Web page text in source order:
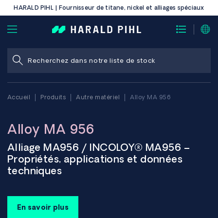
HARALD PIHL | Fournisseur de titane, nickel et alliages spéciaux
Accueil Produits Autre matériel Alloy MA 956
Alloy MA 956
Alliage MA956 / INCOLOY® MA956 –
Propriétés, applications et données
techniques
L'alliage MA956, également connu sous le nom d'INCOLOY®
MA956 (UNS S67956), est un alliage fer-chrome-aluminium
En savoir plus